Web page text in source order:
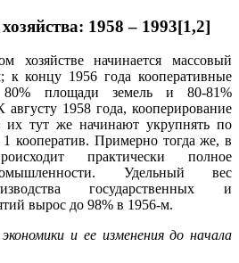
1958 – 1993[1,2]
хозяйстве начинается массовый
к концу 1956 года кооперативные
80% площади земель и 80-81%
августу 1958 года, кооперирование
их тут же начинают укрупнять по
кооператив. Примерно тогда же, в
практически полное
Удельный вес
государственных и
вырос до 98% в 1956-м.
и ее изменения до начала